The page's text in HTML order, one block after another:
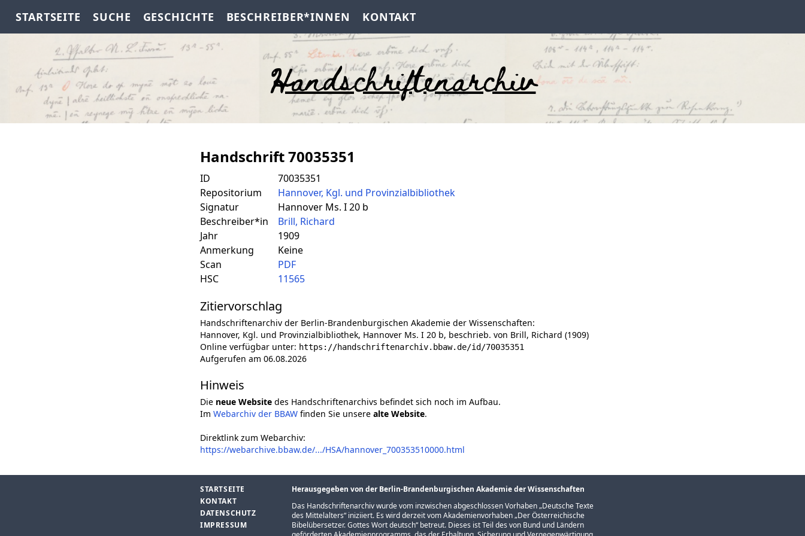
STARTSEITE SUCHE GESCHICHTE BESCHREIBER*INNEN KONTAKT
Handschriftenarchiv
Handschrift 70035351
ID
70035351
Repositorium
Hannover, Kgl. und Provinzialbibliothek
Signatur
Hannover Ms. I 20 b
Beschreiber*in
Brill, Richard
Jahr
1909
Anmerkung
Keine
Scan
PDF
HSC
11565
Zitiervorschlag
Handschriftenarchiv der Berlin-Brandenburgischen Akademie der Wissenschaften:
Hannover, Kgl. und Provinzialbibliothek, Hannover Ms. I 20 b, beschrieb. von Brill, Richard (1909)
Online verfügbar unter: https://handschriftenarchiv.bbaw.de/id/70035351
Aufgerufen am 06.08.2026
Hinweis
Die neue Website des Handschriftenarchivs befindet sich noch im Aufbau.
Im Webarchiv der BBAW finden Sie unsere alte Website.
Direktlink zum Webarchiv:
https://webarchive.bbaw.de/.../HSA/hannover_700353510000.html
STARTSEITE
KONTAKT
DATENSCHUTZ
IMPRESSUM
Herausgegeben von der Berlin-Brandenburgischen Akademie der Wissenschaften
Das Handschriftenarchiv wurde vom inzwischen abgeschlossen Vorhaben „Deutsche Texte
des Mittelalters“ iniziiert. Es wird derzeit vom Akademienvorhaben „Der Österreichische
Bibelübersetzer. Gottes Wort deutsch“ betreut. Dieses ist Teil des von Bund und Ländern